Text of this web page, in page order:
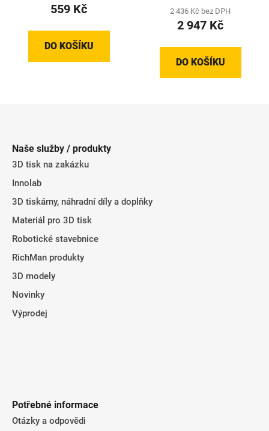
559 Kč
DO KOŠÍKU
2 436 Kč bez DPH
2 947 Kč
DO KOŠÍKU
Naše služby / produkty
3D tisk na zakázku
Innolab
3D tiskárny, náhradní díly a doplňky
Materiál pro 3D tisk
Robotické stavebnice
RichMan produkty
3D modely
Novinky
Výprodej
Potřebné informace
Otázky a odpovědi